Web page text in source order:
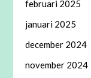
februari 2025
januari 2025
december 2024
november 2024